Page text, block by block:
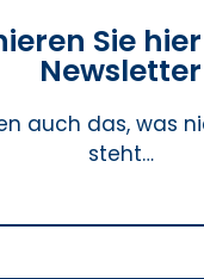
Sie
Newsletter
auch das, was
steht…